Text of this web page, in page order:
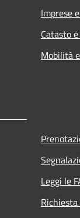
Imprese
Catasto
Mobilità
Leggi le